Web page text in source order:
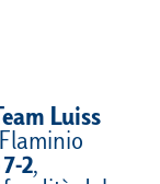
Luiss
2,